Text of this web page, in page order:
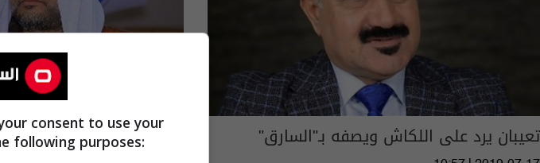
تعيبان يرد على اللكاش ويصفه بـ"السارق" عضو بالحكمة يطالب
consent to use your
following purposes: